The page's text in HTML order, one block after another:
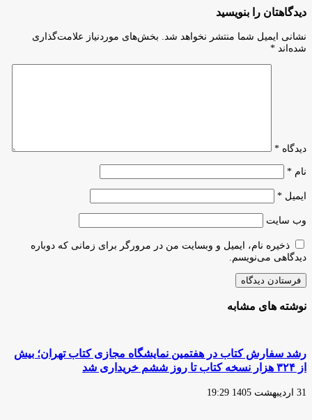
دیدگاهتان را بنویسید
نشانی ایمیل شما منتشر نخواهد شد. بخش‌های موردنیاز علامت‌گذاری
شده‌اند *
دیدگاه *
نام *
ایمیل *
وب‌ سایت
ذخیره نام، ایمیل و وبسایت من در مرورگر برای زمانی که دوباره
دیدگاهی می‌نویسم.
نوشته های مشابه
رشد سفارش‌ کتاب در هفتمین نمایشگاه مجازی کتاب تهران؛ بیش
از ۳۲۴ هزار نسخه کتاب تا روز ششم خریداری شد
31 اردیبهشت 1405 19:29